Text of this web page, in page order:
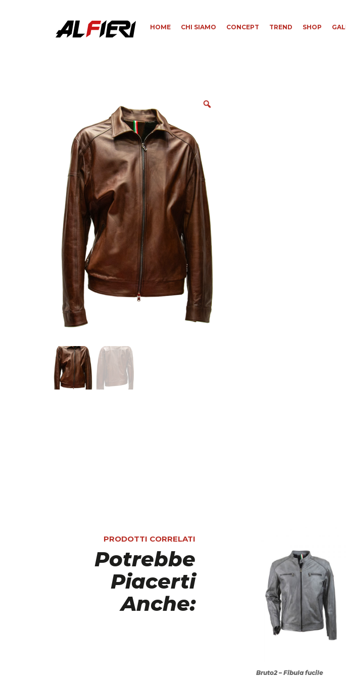
HOME CHI SIAMO CONCEPT TREND SHOP
PRODOTTI CORRELATI
Potrebbe
Piacerti
Anche:
Bruto2 – Fibula fucile